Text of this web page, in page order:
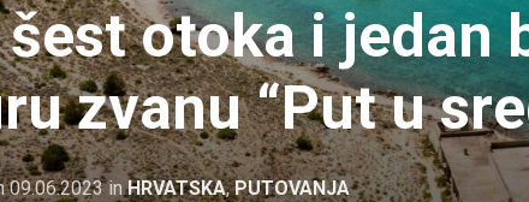
šest otoka i jedan
zvanu “Put u
09.06.2023 inHRVATSKA,PUTOVANJA